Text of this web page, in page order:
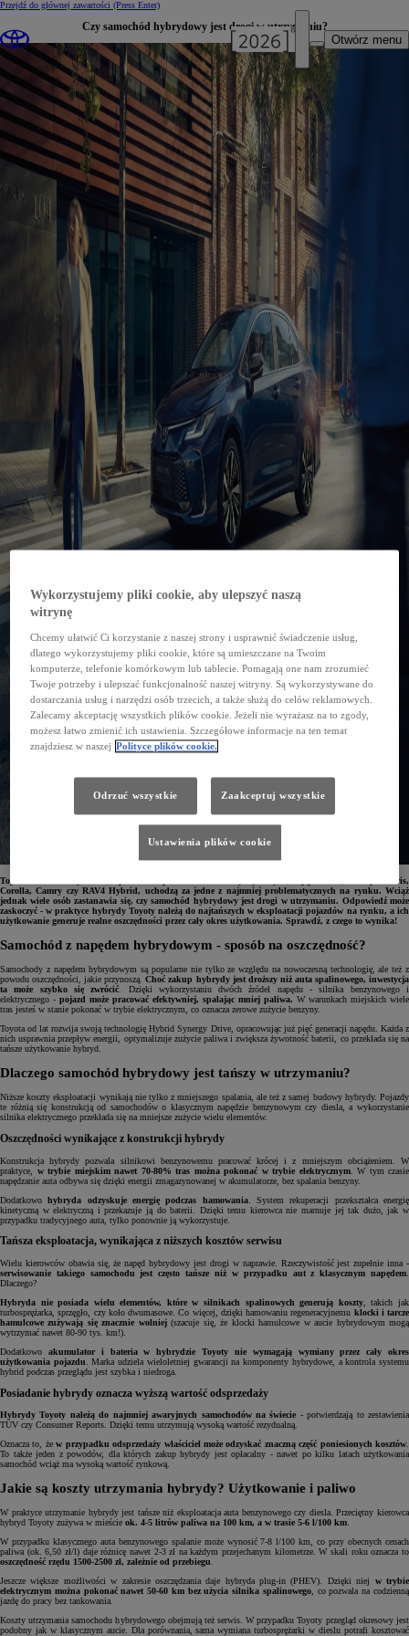
Przejdź do głównej zawartości (Press Enter)
Otwórz menu
Czy samochód hybrydowy jest drogi w utrzymaniu?
Toyota od lat należy do ścisłej czołówki producentów aut hybrydowych, a jej modele, takie jak Yaris,
Corolla, Camry czy RAV4 Hybrid, uchodzą za jedne z najmniej problematycznych na rynku. Wciąż
jednak wiele osób zastanawia się, czy samochód hybrydowy jest drogi w utrzymaniu. Odpowiedź może
zaskoczyć - w praktyce hybrydy Toyoty należą do najtańszych w eksploatacji pojazdów na rynku, a ich
użytkowanie generuje realne oszczędności przez cały okres użytkowania. Sprawdź, z czego to wynika!
Samochód z napędem hybrydowym - sposób na oszczędność?
Samochody z napędem hybrydowym są popularne nie tylko ze względu na nowoczesną technologię, ale też z
powodu oszczędności, jakie przynoszą.Choć zakup hybrydy jest droższy niż auta spalinowego, inwestycja
ta może szybko się zwrócić. Dzięki wykorzystaniu dwóch źródeł napędu - silnika benzynowego i
elektrycznego - pojazd może pracować efektywniej, spalając mniej paliwa. W warunkach miejskich wiele
tras jesteś w stanie pokonać w trybie elektrycznym, co oznacza zerowe zużycie benzyny.
Toyota od lat rozwija swoją technologię Hybrid Synergy Drive, opracowując już pięć generacji napędu. Każda z
nich usprawnia przepływ energii, optymalizuje zużycie paliwa i zwiększa żywotność baterii, co przekłada się na
tańsze użytkowanie hybryd.
Dlaczego samochód hybrydowy jest tańszy w utrzymaniu?
Niższe koszty eksploatacji wynikają nie tylko z mniejszego spalania, ale też z samej budowy hybrydy. Pojazdy
te różnią się konstrukcją od samochodów o klasycznym napędzie benzynowym czy diesla, a wykorzystanie
silnika elektrycznego przekłada się na mniejsze zużycie wielu elementów.
Oszczędności wynikające z konstrukcji hybrydy
Konstrukcja hybrydy pozwala silnikowi benzynowemu pracować krócej i z mniejszym obciążeniem. W
praktyce, w trybie miejskim nawet 70-80% tras można pokonać w trybie elektrycznym. W tym czasie
napędzanie auta odbywa się dzięki energii zmagazynowanej w akumulatorze, bez spalania benzyny.
Dodatkowohybryda odzyskuje energię podczas hamowania. System rekuperacji przekształca energię
kinetyczną w elektryczną i przekazuje ją do baterii. Dzięki temu kierowca nie marnuje jej tak dużo, jak w
przypadku tradycyjnego auta, tylko ponownie ją wykorzystuje.
Tańsza eksploatacja, wynikająca z niższych kosztów serwisu
Wielu kierowców obawia się, że napęd hybrydowy jest drogi w naprawie. Rzeczywistość jest zupełnie inna -
serwisowanie takiego samochodu jest często tańsze niż w przypadku aut z klasycznym napędem
Dlaczego?
Hybryda nie posiada wielu elementów, które w silnikach spalinowych generują koszty, takich jak
turbosprężarka, sprzęgło, czy koło dwumasowe. Co więcej, dzięki hamowaniu regeneracyjnemu klocki i tarcze
hamulcowe zużywają się znacznie wolniej(szacuje się, że klocki hamulcowe w aucie hybrydowym mogą
wytrzymać nawet 80-90 tys. km!).
Dodatkowo akumulator i bateria w hybrydzie Toyoty nie wymagają wymiany przez cały okres
użytkowania pojazdu . Marka udziela wieloletniej gwarancji na komponenty hybrydowe, a kontrola systemu
hybrid podczas przeglądu jest szybka i niedroga.
Posiadanie hybrydy oznacza wyższą wartość odsprzedaży
Hybrydy Toyoty należą do najmniej awaryjnych samochodów na świecie - potwierdzają to zestawienia
TÜV czy Consumer Reports. Dzięki temu utrzymują wysoką wartość rezydualną.
Oznacza to, żew przypadku odsprzedaży właściciel może odzyskać znaczną część poniesionych kosztów.
To także jeden z powodów, dla których zakup hybrydy jest opłacalny - nawet po kilku latach użytkowania
samochód wciąż ma wysoką wartość rynkową.
Jakie są koszty utrzymania hybrydy? Użytkowanie i paliwo
W praktyce utrzymanie hybrydy jest tańsze niż eksploatacja auta benzynowego czy diesla. Przeciętny kierowca
hybryd Toyoty zużywa w mieście ok. 4-5 litrów paliwa na 100 km, a w trasie 5-6 l/100 km
W przypadku klasycznego auta benzynowego spalanie może wynosić 7-8 l/100 km, co przy obecnych cenach
paliwa (ok. 6,50 zł/l) daje różnicę nawet 2-3 zł na każdym przejechanym kilometrze. W skali roku oznacza to
oszczędność rzędu 1500-2500 zł, zależnie od przebiegu
Jeszcze większe możliwości w zakresie oszczędzania daje hybryda plug-in (PHEV). Dzięki niej w trybie
elektrycznym można pokonać nawet 50-60 km bez użycia silnika spalinowego, co pozwala na codzienną
jazdę do pracy bez tankowania.
Koszty utrzymania samochodu hybrydowego obejmują też serwis. W przypadku Toyoty przegląd okresowy jest
podobny jak w klasycznym aucie. Dla porównania, sama wymiana turbosprężarki w dieslu potrafi kosztować
Wykorzystujemy pliki cookie, aby ulepszyć naszą
witrynę
Chcemy ułatwić Ci korzystanie z naszej strony i usprawnić świadczenie usług,
dlatego wykorzystujemy pliki cookie, które są umieszczane na Twoim
komputerze, telefonie komórkowym lub tablecie. Pomagają one nam zrozumieć
Twoje potrzeby i ulepszać funkcjonalność naszej witryny. Są wykorzystywane do
dostarczania usług i narzędzi osób trzecich, a także służą do celów reklamowych.
Zalecamy akceptację wszystkich plików cookie. Jeżeli nie wyrażasz na to zgody,
możesz łatwo zmienić ich ustawienia. Szczegółowe informacje na ten temat
znajdziesz w naszej Polityce plików cookie.
Odrzuć wszystkie Zaakceptuj wszystkie
Ustawienia plików cookie